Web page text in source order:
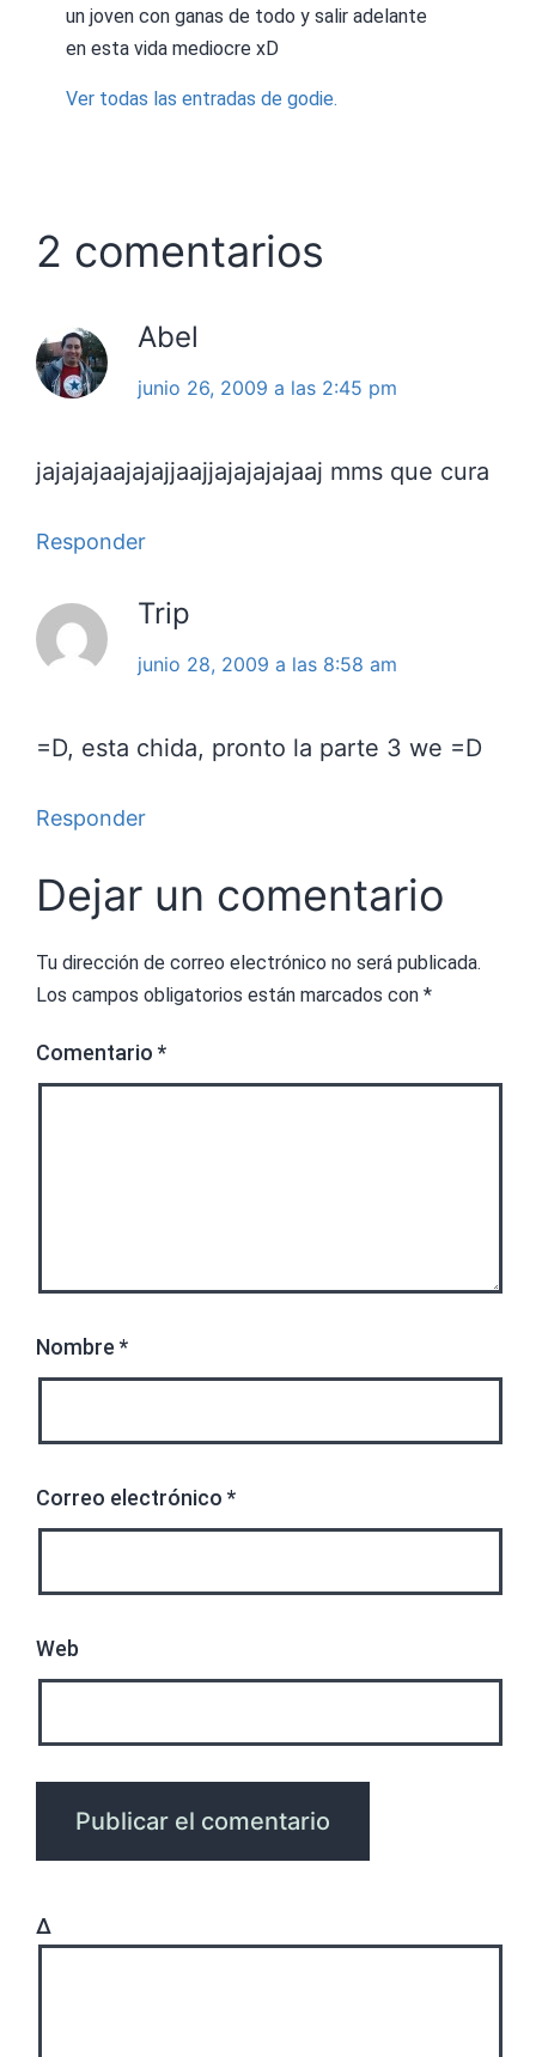
un joven con ganas de todo y salir adelante
en esta vida mediocre xD
Ver todas las entradas de godie.
2 comentarios
Abel
junio 26, 2009 a las 2:45 pm
jajajajaajajajjaajjajajajajaaj mms que cura
Responder
Trip
junio 28, 2009 a las 8:58 am
=D, esta chida, pronto la parte 3 we =D
Responder
Dejar un comentario
Tu dirección de correo electrónico no será publicada.
Los campos obligatorios están marcados con *
Comentario *
Nombre *
Correo electrónico *
Web
Δ